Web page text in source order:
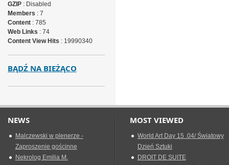
GZIP: Disabled
Members : 7
Content: 785
Web Links : 74
Content View Hits : 19990340
BĄDŹ NA BIEŻĄCO
NEWS
Malczewski w plenerze -
Zaproszenie gościnne
Nekrolog Emilia M.
MOST VIEWED
World Art Day 15 .04/ Światowy
Dzień Sztuki
DROIT DE SUITE